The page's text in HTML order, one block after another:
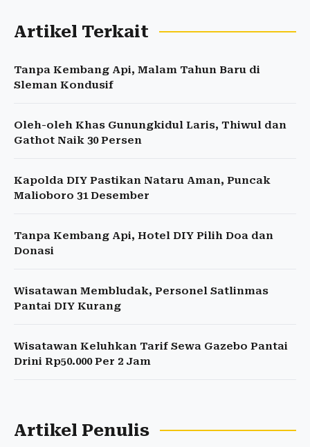
Artikel Terkait
Tanpa Kembang Api, Malam Tahun Baru di
Sleman Kondusif
Oleh-oleh Khas Gunungkidul Laris, Thiwul dan
Gathot Naik 30 Persen
Kapolda DIY Pastikan Nataru Aman, Puncak
Malioboro 31 Desember
Tanpa Kembang Api, Hotel DIY Pilih Doa dan
Donasi
Wisatawan Membludak, Personel Satlinmas
Pantai DIY Kurang
Wisatawan Keluhkan Tarif Sewa Gazebo Pantai
Drini Rp50.000 Per 2 Jam
Artikel Penulis